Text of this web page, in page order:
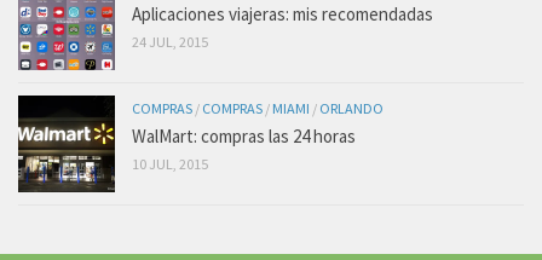
Aplicaciones viajeras: mis recomendadas
24 JUL, 2015
COMPRAS / COMPRAS / MIAMI / ORLANDO
WalMart: compras las 24 horas
10 JUL, 2015